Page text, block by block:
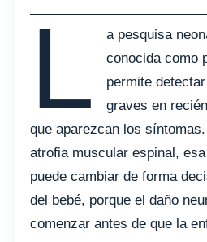
L
a pesquisa
conocida como
permite
graves en
que aparezcan los
atrofia muscular espinal,
puede cambiar de forma
del bebé, porque el daño
comenzar antes de que la